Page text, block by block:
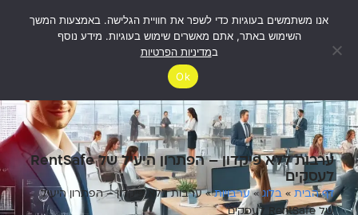
לבדיקת
ערבות ללא פיקדון – הפתרון היעיל של RentSafe
לעסקים
דף הבית » בלוג»ערבויות»ערבות ללא פיקדון – הפתרון היעיל
של RentSafe לעסקים
אנו משתמשים בעוגיות כדי לשפר את חוויית הגלישה. באמצעות המשך
השימוש באתר, אתם מאשרים שימוש בעוגיות. מידע נוסף
במדיניות הפרטיות
Ok